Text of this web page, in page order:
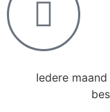
Iedere